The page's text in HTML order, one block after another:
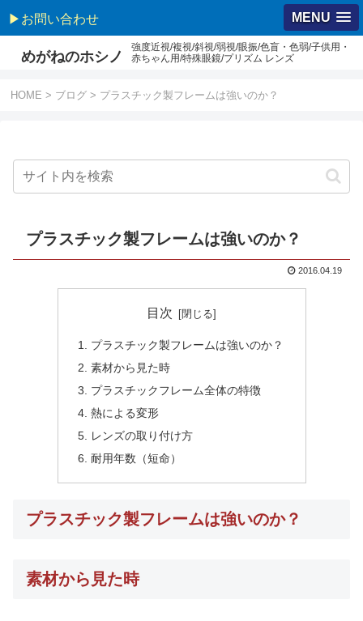
MENU
▶お問い合わせ
強度近視/複視/斜視/弱視/眼振/色盲・色弱/子供用・
赤ちゃん用/特殊眼鏡/プリズム レンズ
めがねのホシノ
HOME > ブログ > プラスチック製フレームは強いのか？
プラスチック製フレームは強いのか？
2016.04.19
目次
プラスチック製フレームは強いのか？
素材から見た時
プラスチックフレーム全体の特徴
熱による変形
レンズの取り付け方
耐用年数（短命）
プラスチック製フレームは強いのか？
素材から見た時